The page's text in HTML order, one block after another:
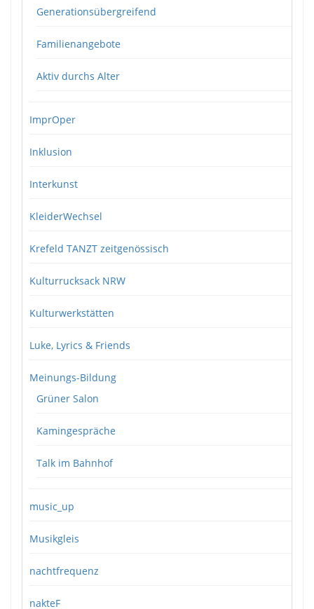
Generationsübergreifend
Familienangebote
Aktiv durchs Alter
ImprOper
Inklusion
Interkunst
KleiderWechsel
Krefeld TANZT zeitgenössisch
Kulturrucksack NRW
Kulturwerkstätten
Luke, Lyrics & Friends
Meinungs-Bildung
Grüner Salon
Kamingespräche
Talk im Bahnhof
music_up
Musikgleis
nachtfrequenz
nakteF